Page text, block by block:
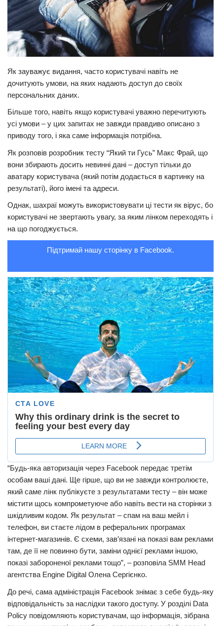
Технології
Історії
Рецепти
Здоров’я
Події
Кримінал
Трагедії
Суспільство
Культура
#Війна
Як зауважує видання, часто користувачі навіть не
дочитують умови, на яких надають доступ до своїх
персональних даних.
Більше того, навіть якщо користувачі уважно перечитують
усі умови – у цих запитах не завжди правдиво описано з
приводу того, і яка саме інформація потрібна.
Як розповів розробник тесту “Який ти Гусь” Макс Фрай, що
вони збирають досить невинні дані – доступ тільки до
аватару користувача (який потім додається в картинку на
результаті), його імені та адреси.
Однак, шахраї можуть використовувати ці тести як вірус, бо
користувачі не звертають увагу, за яким лінком переходять і
на що погоджується.
Підтримай нашу сторінку в Facebook.
“Будь-яка авторизація через Facebook передає третім
особам ваші дані. Ще гірше, що ви не завжди контролюєте,
який саме лінк публікуєте з результатами тесту – він може
містити щось компрометуюче або навіть вести на сторінки з
шкідливим кодом. Як результат – cпам на ваш мейл і
телефон, ви стаєте лідом в реферальних програмах
інтернет-магазинів. Є схеми, зав’язані на показі вам реклами
там, де її не повинно бути, заміни однієї реклами іншою,
показі забороненої реклами тощо”, – розповіла SMM Head
агентства Engine Digital Олена Сергієнко.
До речі, сама адміністрація Facebook знімає з себе будь-яку
відповідальність за наслідки такого доступу. У розділі Data
Policy повідомляють користувачам, що інформація, зібрана